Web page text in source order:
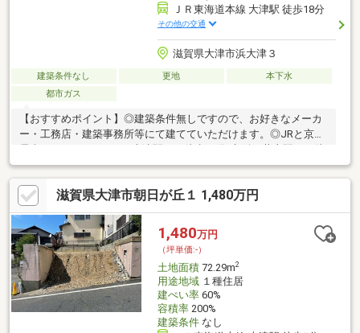
ＪＲ東海道本線 大津駅 徒歩18分
その他の交通
滋賀県大津市浜大津３
建築条件なし 更地
本下水
都市ガス
【おすすめポイント】◎建築条件無しですので、お好きなメーカ
ー・工務店・建築事務所等にて建てていただけます。◎JRと京阪
歩3分で通勤通学に便利な立地です。◎現状は月極駐車場として運
用されてます。⇒合計：10台分の内6台契約中（1台10，000円/
月）◎商業地域のため、店舗・事務所・アパート用地としてもご
利用いただけます。◎もちろん、住宅用地としてもご利用可能で
す。
滋賀県大津市朝日が丘１ 1,480万円
1,480万円
（坪単価:-）
土地面積72.29m2
用途地域１種住居
建ぺい率60%
容積率200%
建築条件なし